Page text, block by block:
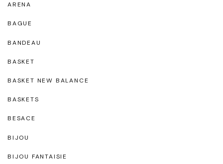
ARENA
BAGUE
BANDEAU
BASKET
BASKET NEW BALANCE
BASKETS
BESACE
BIJOU
BIJOU FANTAISIE